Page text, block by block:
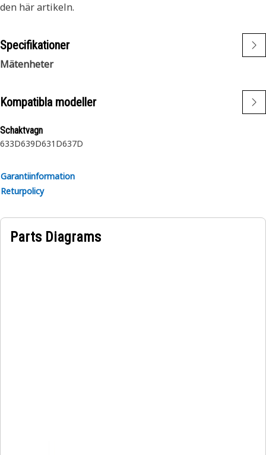
den här artikeln.
Specifikationer
Mätenheter
Kompatibla modeller
Schaktvagn
633D639D631D637D
Garantiinformation
Returpolicy
Parts Diagrams